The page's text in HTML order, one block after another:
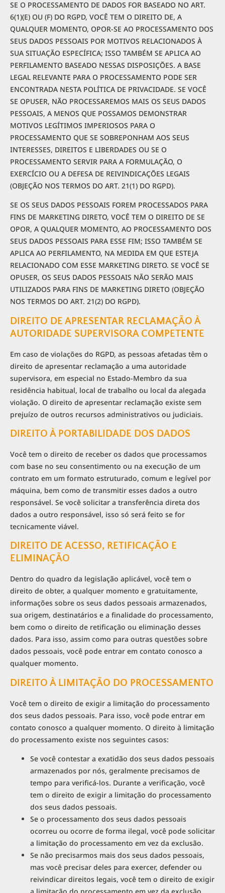
SE O PROCESSAMENTO DE DADOS FOR BASEADO NO ART.
6(1)(E) OU (F) DO RGPD, VOCÊ TEM O DIREITO DE, A
QUALQUER MOMENTO, OPOR-SE AO PROCESSAMENTO DOS
SEUS DADOS PESSOAIS POR MOTIVOS RELACIONADOS À
SUA SITUAÇÃO ESPECÍFICA; ISSO TAMBÉM SE APLICA AO
PERFILAMENTO BASEADO NESSAS DISPOSIÇÕES. A BASE
LEGAL RELEVANTE PARA O PROCESSAMENTO PODE SER
ENCONTRADA NESTA POLÍTICA DE PRIVACIDADE. SE VOCÊ
SE OPUSER, NÃO PROCESSAREMOS MAIS OS SEUS DADOS
PESSOAIS, A MENOS QUE POSSAMOS DEMONSTRAR
MOTIVOS LEGÍTIMOS IMPERIOSOS PARA O
PROCESSAMENTO QUE SE SOBREPONHAM AOS SEUS
INTERESSES, DIREITOS E LIBERDADES OU SE O
PROCESSAMENTO SERVIR PARA A FORMULAÇÃO, O
EXERCÍCIO OU A DEFESA DE REIVINDICAÇÕES LEGAIS
(OBJEÇÃO NOS TERMOS DO ART. 21(1) DO RGPD).
SE OS SEUS DADOS PESSOAIS FOREM PROCESSADOS PARA
FINS DE MARKETING DIRETO, VOCÊ TEM O DIREITO DE SE
OPOR, A QUALQUER MOMENTO, AO PROCESSAMENTO DOS
SEUS DADOS PESSOAIS PARA ESSE FIM; ISSO TAMBÉM SE
APLICA AO PERFILAMENTO, NA MEDIDA EM QUE ESTEJA
RELACIONADO COM ESSE MARKETING DIRETO. SE VOCÊ SE
OPUSER, OS SEUS DADOS PESSOAIS NÃO SERÃO MAIS
UTILIZADOS PARA FINS DE MARKETING DIRETO (OBJEÇÃO
NOS TERMOS DO ART. 21(2) DO RGPD).
DIREITO DE APRESENTAR RECLAMAÇÃO À
AUTORIDADE SUPERVISORA COMPETENTE
Em caso de violações do RGPD, as pessoas afetadas têm o
direito de apresentar reclamação a uma autoridade
supervisora, em especial no Estado-Membro da sua
residência habitual, local de trabalho ou local da alegada
violação. O direito de apresentar reclamação existe sem
prejuízo de outros recursos administrativos ou judiciais.
DIREITO À PORTABILIDADE DOS DADOS
Você tem o direito de receber os dados que processamos
com base no seu consentimento ou na execução de um
contrato em um formato estruturado, comum e legível por
máquina, bem como de transmitir esses dados a outro
responsável. Se você solicitar a transferência direta dos
dados a outro responsável, isso só será feito se for
tecnicamente viável.
DIREITO DE ACESSO, RETIFICAÇÃO E
ELIMINAÇÃO
Dentro do quadro da legislação aplicável, você tem o
direito de obter, a qualquer momento e gratuitamente,
informações sobre os seus dados pessoais armazenados,
sua origem, destinatários e a finalidade do processamento,
bem como o direito de retificação ou eliminação desses
dados. Para isso, assim como para outras questões sobre
dados pessoais, você pode entrar em contato conosco a
qualquer momento.
DIREITO À LIMITAÇÃO DO PROCESSAMENTO
Você tem o direito de exigir a limitação do processamento
dos seus dados pessoais. Para isso, você pode entrar em
contato conosco a qualquer momento. O direito à limitação
do processamento existe nos seguintes casos:
Se você contestar a exatidão dos seus dados pessoais
armazenados por nós, geralmente precisamos de
tempo para verificá-los. Durante a verificação, você
tem o direito de exigir a limitação do processamento
dos seus dados pessoais.
Se o processamento dos seus dados pessoais
ocorreu ou ocorre de forma ilegal, você pode solicitar
a limitação do processamento em vez da exclusão.
Se não precisarmos mais dos seus dados pessoais,
mas você precisar deles para exercer, defender ou
reivindicar direitos legais, você tem o direito de exigir